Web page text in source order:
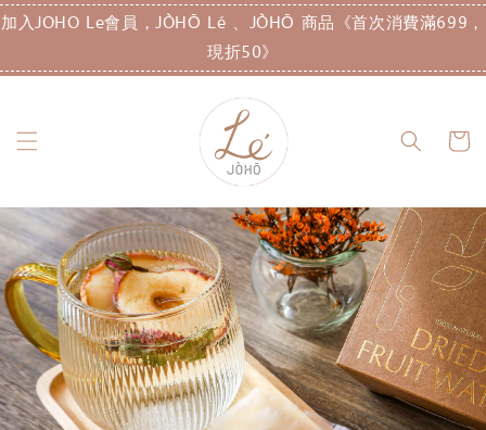
加入JOHO Le會員，JÒHŌ Lé 、JÒHŌ 商品《首次消費滿699，
現折50》